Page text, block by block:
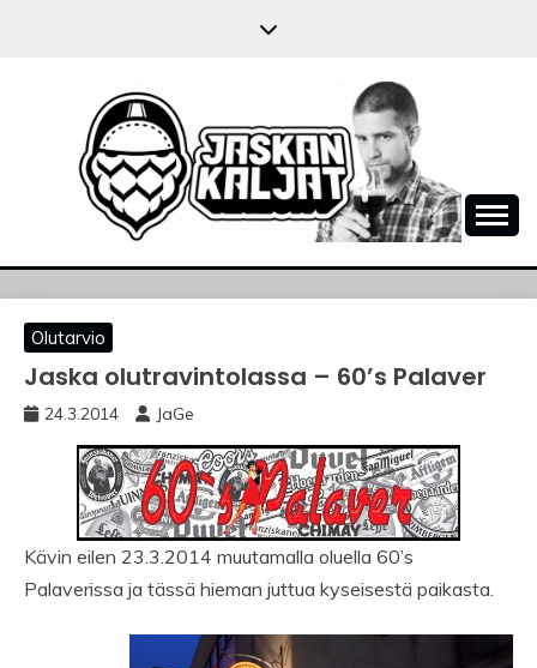
JASKANKALJAT
Olutarvio
Jaska olutravintolassa – 60’s Palaver
24.3.2014 JaGe
Kävin eilen 23.3.2014 muutamalla oluella 60’s
Palaverissa ja tässä hieman juttua kyseisestä paikasta.